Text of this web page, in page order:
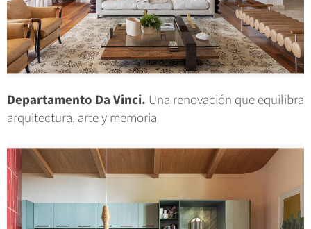
Departamento Da Vinci. Una renovación que equilibra
arquitectura, arte y memoria